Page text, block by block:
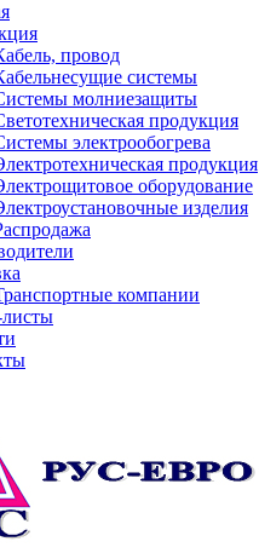
провод
системы
молниезащиты
продукция
электрообогрева
продукция
оборудование
изделия
компании